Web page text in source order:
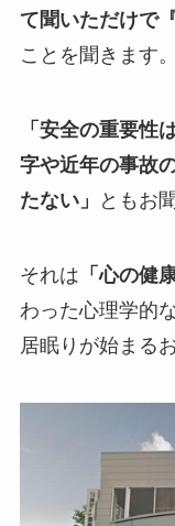
て聞いただけで
ことを聞きます。
「安全の重要性
字や近年の事故
たない」
ともお
それは 「心の健康
わった心理学的
居眠りが始まる